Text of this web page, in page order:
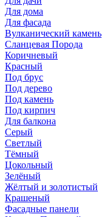
Для дома
Для фасада
Вулканический камень
Сланцевая Порода
Коричневый
Красный
Под брус
Под дерево
Под камень
Под кирпич
Для балкона
Серый
Светлый
Тёмный
Цокольный
Зелёный
Жёлтый и золотистый
Крашеный
Фасадные панели